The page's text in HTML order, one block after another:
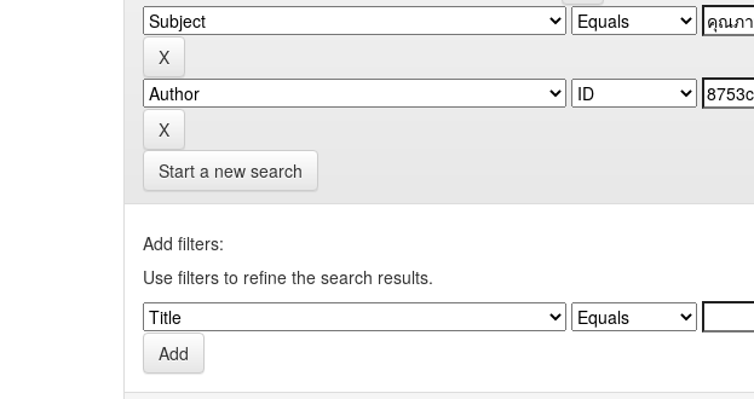
Start a new search
Add filters:
Use filters to refine the search results.